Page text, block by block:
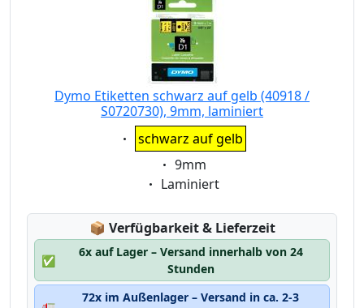
Dymo Etiketten schwarz auf gelb (40918 /
S0720730), 9mm, laminiert
Eigenschaft:
schwarz auf gelb
Eigenschaft:
9mm
Eigenschaft:
Laminiert
📦 Lagerstatus:
Verfügbarkeit & Lieferzeit
✅
6x auf Lager – Versand innerhalb von 24
Stunden
72x im Außenlager – Versand in ca. 2-3